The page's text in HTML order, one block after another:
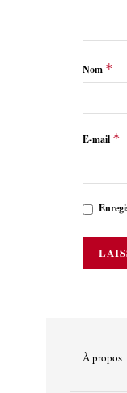
Nom *
E-mail *
À propos